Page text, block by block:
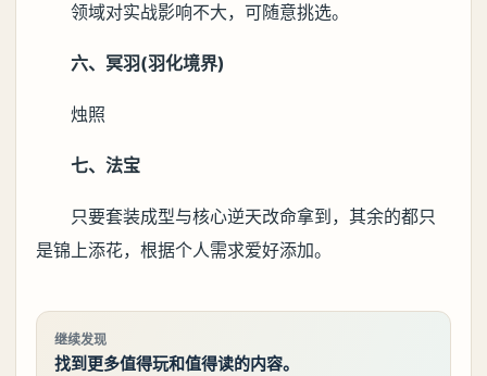
领域对实战影响不大，可随意挑选。
六、冥羽(羽化境界)
烛照
七、法宝
只要套装成型与核心逆天改命拿到，其余的都只
是锦上添花，根据个人需求爱好添加。
继续发现
找到更多值得玩和值得读的内容。